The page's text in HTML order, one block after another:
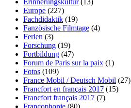
Erinnerungskultur(13)
Europe (227)
Fachdidaktik (19)
Fanzösische Filmtage (4)
Ferien (3)
Forschung (19)
Fortbildung (47)
Forum de Paris sur la paix (1)
Fotos (109)
France Mobil / Deutsch Mobil (27)
Francfort en français 2017 (15)
Francfort français 2017 (7)
Francophonie (80)